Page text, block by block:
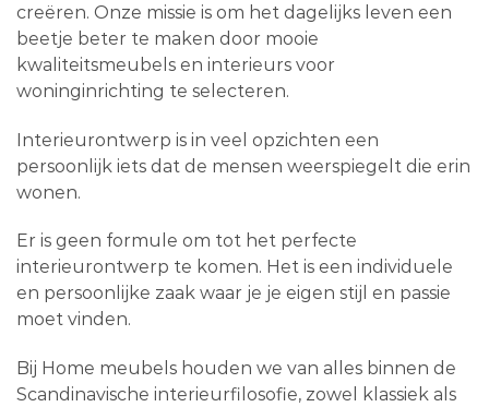
creëren. Onze missie is om het dagelijks leven een
beetje beter te maken door mooie
kwaliteitsmeubels en interieurs voor
woninginrichting te selecteren.
Interieurontwerp is in veel opzichten een
persoonlijk iets dat de mensen weerspiegelt die erin
wonen.
Er is geen formule om tot het perfecte
interieurontwerp te komen. Het is een individuele
en persoonlijke zaak waar je je eigen stijl en passie
moet vinden.
Bij Home meubels houden we van alles binnen de
Scandinavische interieurfilosofie, zowel klassiek als